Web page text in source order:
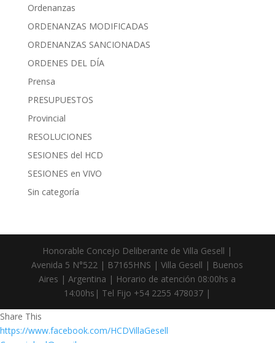
Ordenanzas
ORDENANZAS MODIFICADAS
ORDENANZAS SANCIONADAS
ORDENES DEL DÍA
Prensa
PRESUPUESTOS
Provincial
RESOLUCIONES
SESIONES del HCD
SESIONES en VIVO
Sin categoría
Honorable Concejo Deliberante de Villa Gesell |
Avenida 5 N°522 | B7165HNS | Villa Gesell | Buenos
Aires | Argentina | Horario de atención 08:00hs a
14:00hs| Tel Fijo +54 2255 478037 |
Share This
https://www.facebook.com/HCDVillaGesell